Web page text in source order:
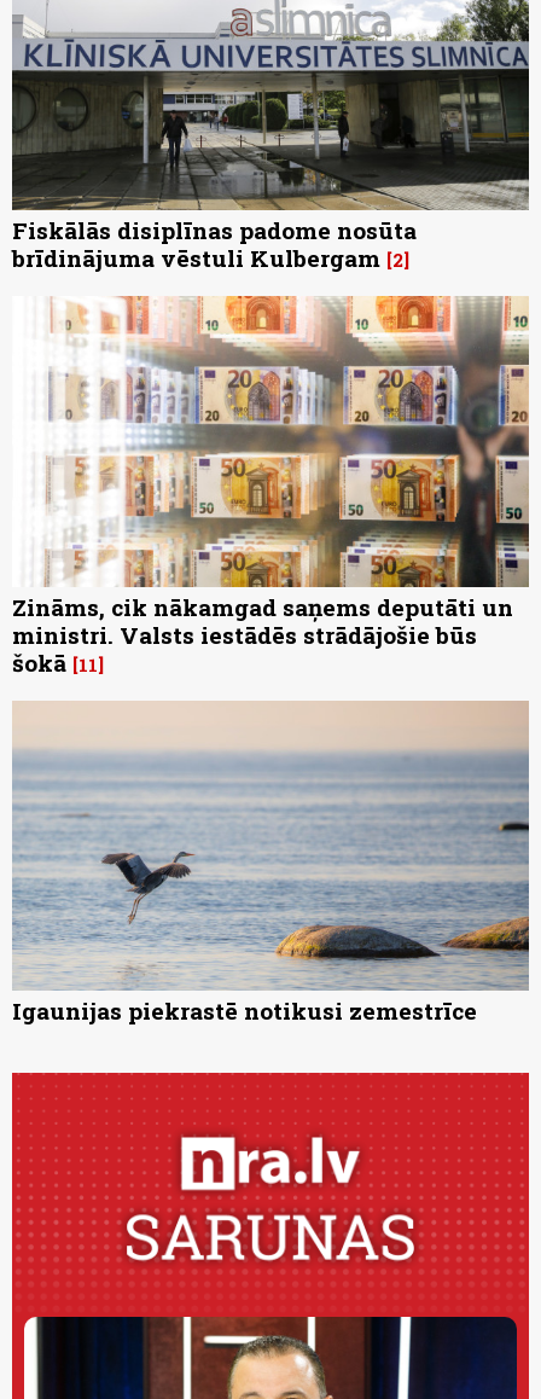
Fiskālās disiplīnas padome nosūta
brīdinājuma vēstuli Kulbergam 2
Zināms, cik nākamgad saņems deputāti un
ministri. Valsts iestādēs strādājošie būs
šokā 11
Igaunijas piekrastē notikusi zemestrīce